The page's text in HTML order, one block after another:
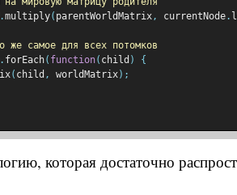
.multiply( parentWorldMatrix , currentNode.
же самое для всех потомков
. forEach( function( child )
{
( child , worldMatrix);
которая достаточно